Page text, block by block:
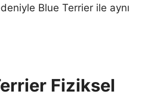
Blue Terrier ile aynı
Fiziksel